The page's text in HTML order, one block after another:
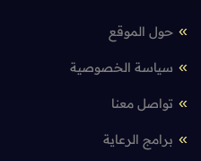
حول الموقع
سياسة الخصوصية
تواصل معنا
برامج الرعاية